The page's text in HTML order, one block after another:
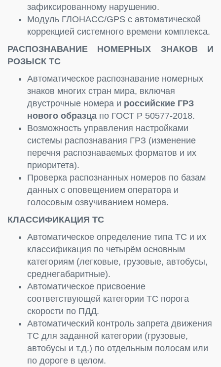
зафиксированному нарушению.
Модуль ГЛОНАСС/GPS с автоматической
коррекцией системного времени комплекса.
РАСПОЗНАВАНИЕ НОМЕРНЫХ ЗНАКОВ И
РОЗЫСК ТС
Автоматическое распознавание номерных
знаков многих стран мира, включая
двустрочные номера и российские ГРЗ
нового образца по ГОСТ Р 50577-2018.
Возможность управления настройками
системы распознавания ГРЗ (изменение
перечня распознаваемых форматов и их
приоритета).
Проверка распознанных номеров по базам
данных с оповещением оператора и
голосовым озвучиванием номера.
КЛАССИФИКАЦИЯ ТС
Автоматическое определение типа ТС и их
классификация по четырём основным
категориям (легковые, грузовые, автобусы,
среднегабаритные).
Автоматическое присвоение
соответствующей категории ТС порога
скорости по ПДД.
Автоматический контроль запрета движения
ТС для заданной категории (грузовые,
автобусы и т.д.) по отдельным полосам или
по дороге в целом.